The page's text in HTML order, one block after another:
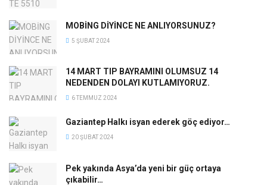
MOBİNG DİYİNCE NE ANLIYORSUNUZ?
5 ŞUBAT 2024
14 MART TIP BAYRAMINI OLUMSUZ 14
NEDENDEN DOLAYI KUTLAMIYORUZ.
6 TEMMUZ 2024
Gaziantep Halkı isyan ederek göç ediyor…
20 ŞUBAT 2024
Pek yakında Asya’da yeni bir güç ortaya
çıkabilir…